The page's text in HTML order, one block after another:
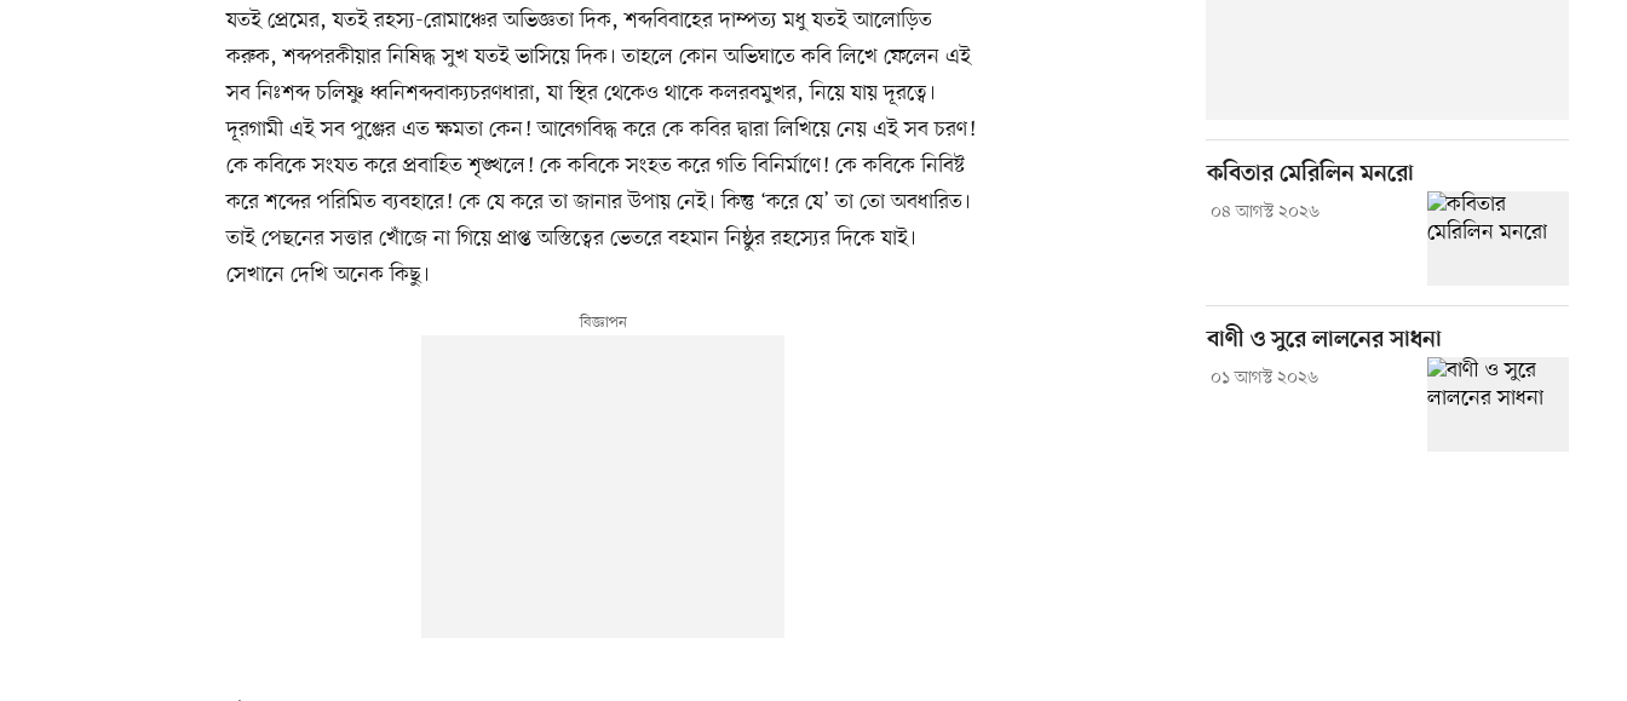
যতই প্রেমের, যতই রহস্য-রোমাঞ্চের অভিজ্ঞতা দিক, শব্দবিবাহের দাম্পত্য মধু যতই আলোড়িত
করুক, শব্দপরকীয়ার নিষিদ্ধ সুখ যতই ভাসিয়ে দিক। তাহলে কোন অভিঘাতে কবি লিখে ফেলেন এই
সব নিঃশব্দ চলিষ্ণু ধ্বনিশব্দবাক্যচরণধারা, যা স্থির থেকেও থাকে কলরবমুখর, নিয়ে যায় দূরত্বে।
দূরগামী এই সব পুঞ্জের এত ক্ষমতা কেন! আবেগবিদ্ধ করে কে কবির দ্বারা লিখিয়ে নেয় এই সব চরণ!
কে কবিকে সংযত করে প্রবাহিত শৃঙ্খলে! কে কবিকে সংহত করে গতি বিনির্মাণে! কে কবিকে নিবিষ্ট
করে শব্দের পরিমিত ব্যবহারে! কে যে করে তা জানার উপায় নেই। কিন্তু ‘করে যে’ তা তো অবধারিত।
তাই পেছনের সত্তার খোঁজে না গিয়ে প্রাপ্ত অস্তিত্বের ভেতরে বহমান নিষ্ঠুর রহস্যের দিকে যাই।
সেখানে দেখি অনেক কিছু।
কবিতার মেরিলিন মনরো
০৪ আগস্ট ২০২৬
বাণী ও সুরে লালনের সাধনা
০১ আগস্ট ২০২৬